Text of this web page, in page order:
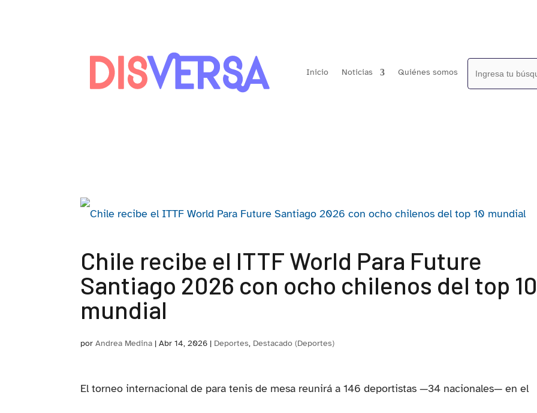
Inicio Noticias Quiénes somos
Buscar:
Chile recibe el ITTF World Para Future
Santiago 2026 con ocho chilenos del top
mundial
porAndrea Medina |Abr 14, 2026 | Deportes, Destacado (Deportes)
El torneo internacional de para tenis de mesa reunirá a 146 deportistas —34 nacionales— en el